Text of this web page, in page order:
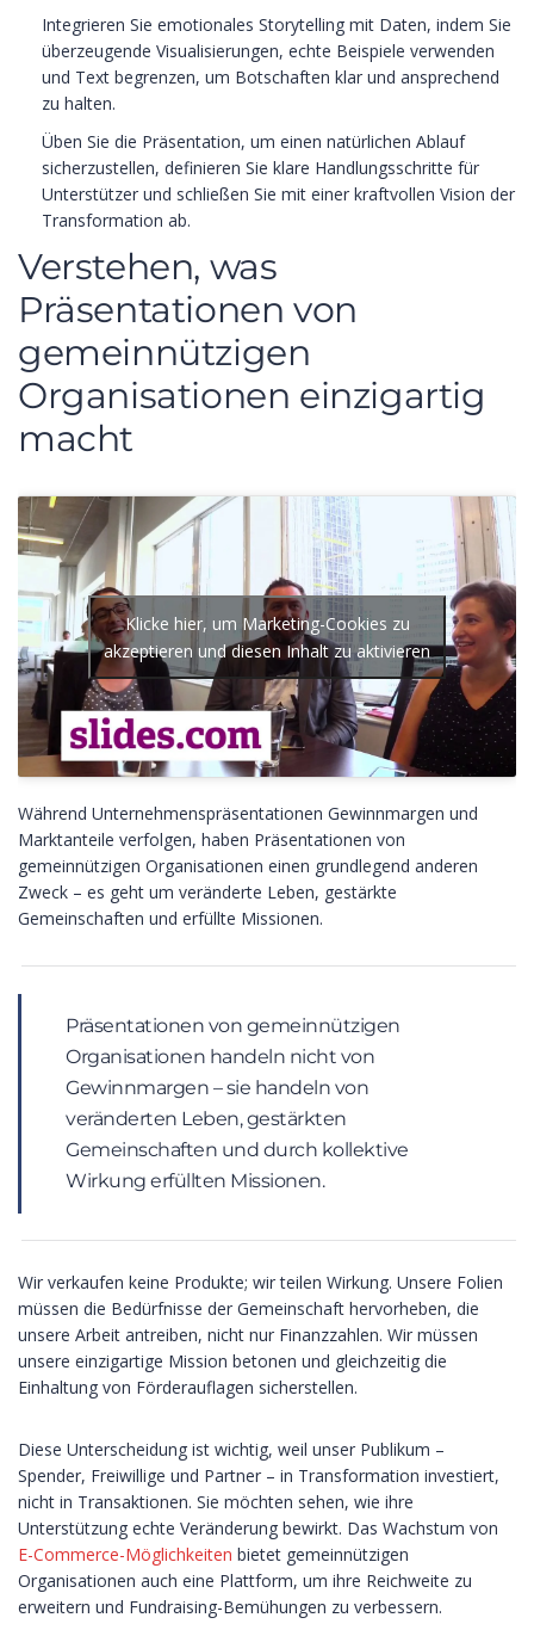
Integrieren Sie emotionales Storytelling mit Daten, indem Sie
überzeugende Visualisierungen, echte Beispiele verwenden
und Text begrenzen, um Botschaften klar und ansprechend
zu halten.
Üben Sie die Präsentation, um einen natürlichen Ablauf
sicherzustellen, definieren Sie klare Handlungsschritte für
Unterstützer und schließen Sie mit einer kraftvollen Vision der
Transformation ab.
Verstehen, was
Präsentationen von
gemeinnützigen
Organisationen einzigartig
macht
Klicke hier, um Marketing-Cookies zu
akzeptieren und diesen Inhalt zu aktivieren
Während Unternehmenspräsentationen Gewinnmargen und
Marktanteile verfolgen, haben Präsentationen von
gemeinnützigen Organisationen einen grundlegend anderen
Zweck – es geht um veränderte Leben, gestärkte
Gemeinschaften und erfüllte Missionen.
Präsentationen von gemeinnützigen
Organisationen handeln nicht von
Gewinnmargen – sie handeln von
veränderten Leben, gestärkten
Gemeinschaften und durch kollektive
Wirkung erfüllten Missionen.
Wir verkaufen keine Produkte; wir teilen Wirkung. Unsere Folien
müssen die Bedürfnisse der Gemeinschaft hervorheben, die
unsere Arbeit antreiben, nicht nur Finanzzahlen. Wir müssen
unsere einzigartige Mission betonen und gleichzeitig die
Einhaltung von Förderauflagen sicherstellen.
Diese Unterscheidung ist wichtig, weil unser Publikum –
Spender, Freiwillige und Partner – in Transformation investiert,
nicht in Transaktionen. Sie möchten sehen, wie ihre
Unterstützung echte Veränderung bewirkt. Das Wachstum von
E-Commerce-Möglichkeiten bietet gemeinnützigen
Organisationen auch eine Plattform, um ihre Reichweite zu
erweitern und Fundraising-Bemühungen zu verbessern.